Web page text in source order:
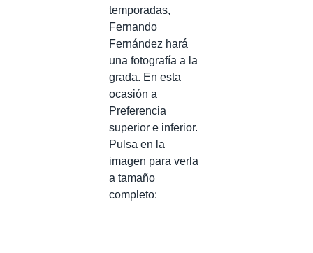
temporadas,
Fernando
Fernández hará
una fotografía a la
grada. En esta
ocasión a
Preferencia
superior e inferior.
Pulsa en la
imagen para verla
a tamaño
completo: